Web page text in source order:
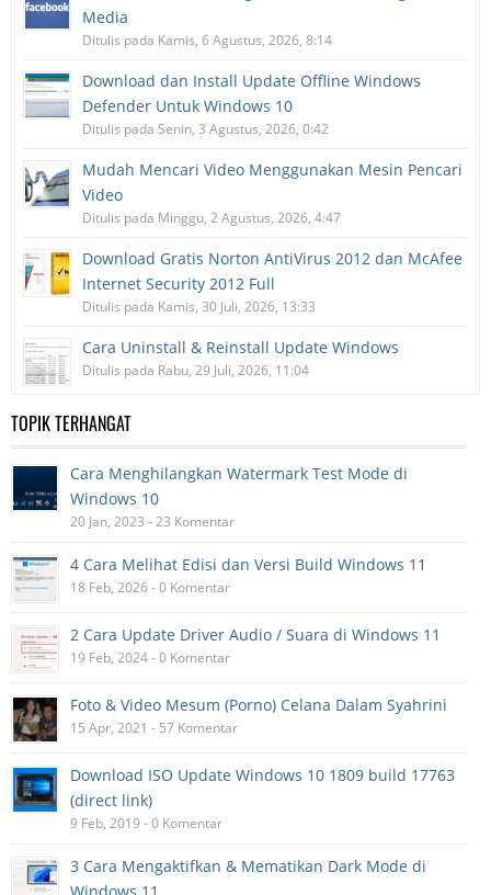
Media
Ditulis pada Kamis, 6 Agustus, 2026, 8:14
Download dan Install Update Offline Windows
Defender Untuk Windows 10
Ditulis pada Senin, 3 Agustus, 2026, 0:42
Mudah Mencari Video Menggunakan Mesin Pencari
Video
Ditulis pada Minggu, 2 Agustus, 2026, 4:47
Download Gratis Norton AntiVirus 2012 dan McAfee
Internet Security 2012 Full
Ditulis pada Kamis, 30 Juli, 2026, 13:33
Cara Uninstall & Reinstall Update Windows
Ditulis pada Rabu, 29 Juli, 2026, 11:04
TOPIK TERHANGAT
Cara Menghilangkan Watermark Test Mode di
Windows 10
20 Jan, 2023 - 23 Komentar
4 Cara Melihat Edisi dan Versi Build Windows 11
18 Feb, 2026 - 0 Komentar
2 Cara Update Driver Audio / Suara di Windows 11
19 Feb, 2024 - 0 Komentar
Foto & Video Mesum (Porno) Celana Dalam Syahrini
15 Apr, 2021 - 57 Komentar
Download ISO Update Windows 10 1809 build 17763
(direct link)
9 Feb, 2019 - 0 Komentar
3 Cara Mengaktifkan & Mematikan Dark Mode di